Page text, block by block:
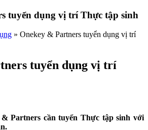
tuyển dụng vị trí Thực tập sinh
» Onekey & Partners tuyển dụng vị trí
tuyển dụng vị trí
Partners cần tuyển Thực tập sinh với